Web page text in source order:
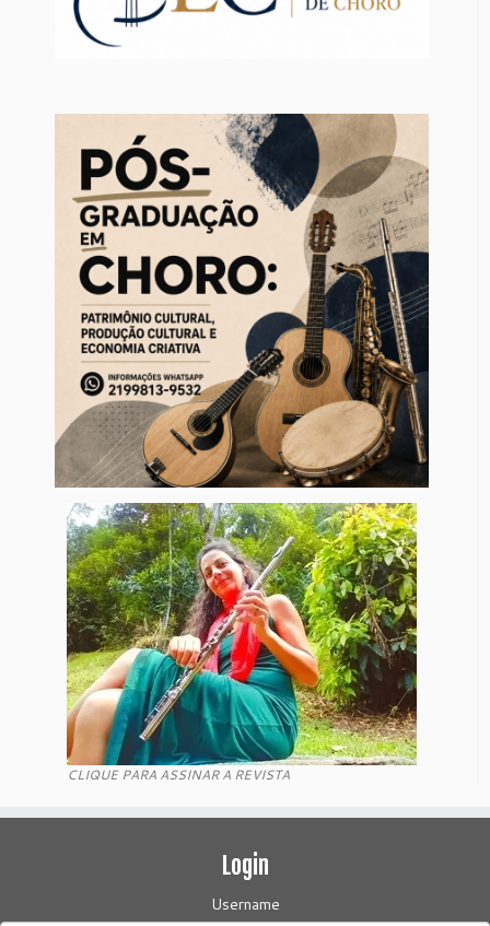
CLIQUE PARA ASSINAR A REVISTA
Login
Username